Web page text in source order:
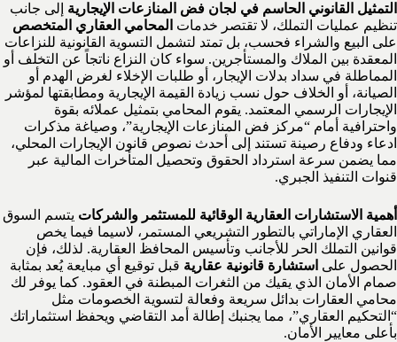
التمثيل القانوني الحاسم في لجان فض المنازعات الإيجارية إلى جانب
تنظيم عمليات التملك، لا تقتصر خدمات المحامي العقاري المتخصص
على البيع والشراء فحسب، بل تمتد لتشمل التسوية القانونية للنزاعات
المعقدة بين الملاك والمستأجرين. سواء كان النزاع ناتجاً عن التخلف أو
المماطلة في سداد بدلات الإيجار، أو طلبات الإخلاء لغرض الهدم أو
الصيانة، أو الخلاف حول نسب زيادة القيمة الإيجارية ومطابقتها لمؤشر
الإيجارات الرسمي المعتمد. يقوم المحامي بتمثيل عملائه بقوة
واحترافية أمام “مركز فض المنازعات الإيجارية”، وصياغة مذكرات
ادعاء ودفاع رصينة تستند إلى أحدث نصوص قانون الإيجارات المحلي،
مما يضمن سرعة استرداد الحقوق وتحصيل المتأخرات المالية عبر
قنوات التنفيذ الجبري.
أهمية الاستشارات العقارية الوقائية للمستثمر والشركات يتسم السوق
العقاري الإماراتي بالتطور التشريعي المستمر، لاسيما فيما يخص
قوانين التملك الحر للأجانب وتأسيس المحافظ العقارية. لذلك، فإن
الحصول على استشارة قانونية عقارية قبل توقيع أي مبايعة يُعد بمثابة
صمام الأمان الذي يقيك من الثغرات المبطنة في العقود. كما يوفر لك
محامي العقارات بدائل سريعة وفعالة لتسوية الخصومات مثل
“التحكيم العقاري”، مما يجنبك إطالة أمد التقاضي ويحفظ استثماراتك
بأعلى معايير الأمان.